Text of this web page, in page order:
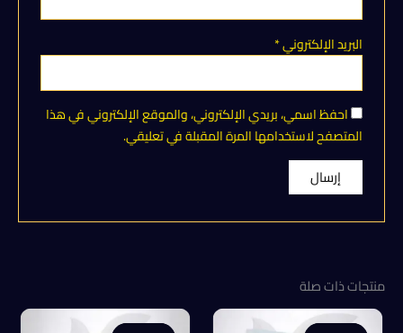
البريد الإلكتروني*
احفظ اسمي، بريدي الإلكتروني، والموقع الإلكتروني في هذا
المتصفح لاستخدامها المرة المقبلة في تعليقي.
منتجات ذات صلة